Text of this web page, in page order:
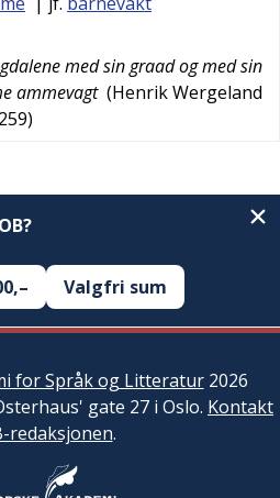
med sin graad og med sin
ammevagt (Henrik Wergeland
259)
Valgfri sum
for Språk og Litteratur2026
gate 27 i Oslo. Kontakt
redaksjonen.